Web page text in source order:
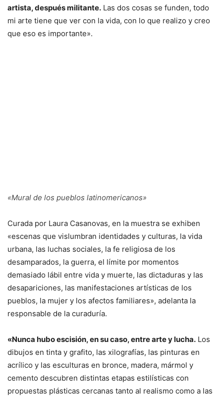
artista, después militante. Las dos cosas se funden, todo
mi arte tiene que ver con la vida, con lo que realizo y creo
que eso es importante».
«Mural de los pueblos latinomericanos»
Curada por Laura Casanovas, en la muestra se exhiben
«escenas que vislumbran identidades y culturas, la vida
urbana, las luchas sociales, la fe religiosa de los
desamparados, la guerra, el límite por momentos
demasiado lábil entre vida y muerte, las dictaduras y las
desapariciones, las manifestaciones artísticas de los
pueblos, la mujer y los afectos familiares», adelanta la
responsable de la curaduría.
«Nunca hubo escisión, en su caso, entre arte y lucha. Los
dibujos en tinta y grafito, las xilografías, las pinturas en
acrílico y las esculturas en bronce, madera, mármol y
cemento descubren distintas etapas estilísticas con
propuestas plásticas cercanas tanto al realismo como a las